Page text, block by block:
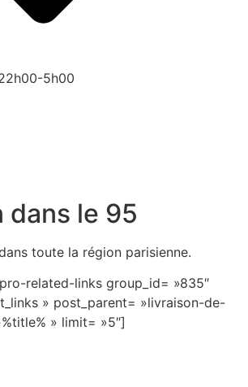
5h00
dans le 95
toute la région parisienne.
related-links group_id= »835″
» post_parent= »livraison-de-
» limit= »5″]